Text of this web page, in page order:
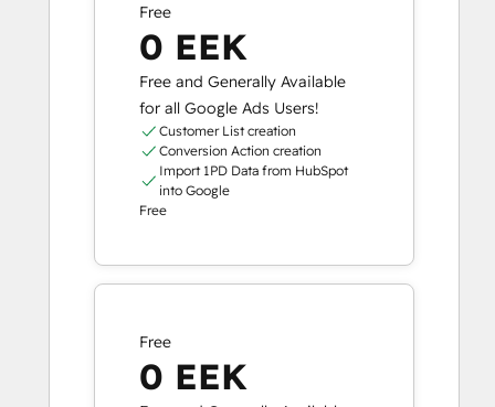
Free
0 EEK
Free and Generally Available
for all Google Ads Users!
Customer List creation
Conversion Action creation
Import 1PD Data from HubSpot
into Google
Free
Free
0 EEK